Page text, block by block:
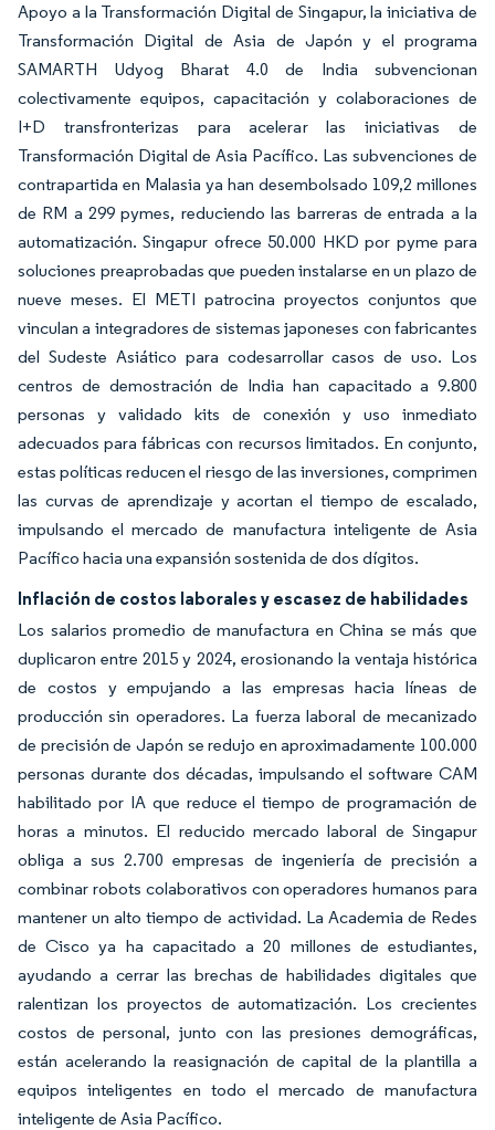
Apoyo a la Transformación Digital de Singapur, la iniciativa de
Transformación Digital de Asia de Japón y el programa
SAMARTH Udyog Bharat 4.0 de India subvencionan
colectivamente equipos, capacitación y colaboraciones de
I+D transfronterizas para acelerar las iniciativas de
Transformación Digital de Asia Pacífico. Las subvenciones de
contrapartida en Malasia ya han desembolsado 109,2 millones
de RM a 299 pymes, reduciendo las barreras de entrada a la
automatización. Singapur ofrece 50.000 HKD por pyme para
soluciones preaprobadas que pueden instalarse en un plazo de
nueve meses. El METI patrocina proyectos conjuntos que
vinculan a integradores de sistemas japoneses con fabricantes
del Sudeste Asiático para codesarrollar casos de uso. Los
centros de demostración de India han capacitado a 9.800
personas y validado kits de conexión y uso inmediato
adecuados para fábricas con recursos limitados. En conjunto,
estas políticas reducen el riesgo de las inversiones, comprimen
las curvas de aprendizaje y acortan el tiempo de escalado,
impulsando el mercado de manufactura inteligente de Asia
Pacífico hacia una expansión sostenida de dos dígitos.
Inflación de costos laborales y escasez de habilidades
Los salarios promedio de manufactura en China se más que
duplicaron entre 2015 y 2024, erosionando la ventaja histórica
de costos y empujando a las empresas hacia líneas de
producción sin operadores. La fuerza laboral de mecanizado
de precisión de Japón se redujo en aproximadamente 100.000
personas durante dos décadas, impulsando el software CAM
habilitado por IA que reduce el tiempo de programación de
horas a minutos. El reducido mercado laboral de Singapur
obliga a sus 2.700 empresas de ingeniería de precisión a
combinar robots colaborativos con operadores humanos para
mantener un alto tiempo de actividad. La Academia de Redes
de Cisco ya ha capacitado a 20 millones de estudiantes,
ayudando a cerrar las brechas de habilidades digitales que
ralentizan los proyectos de automatización. Los crecientes
costos de personal, junto con las presiones demográficas,
están acelerando la reasignación de capital de la plantilla a
equipos inteligentes en todo el mercado de manufactura
inteligente de Asia Pacífico.